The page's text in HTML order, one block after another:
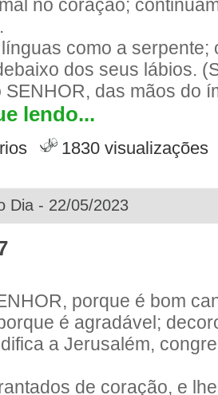
no coração;
como a serpente;
dos seus lábios.
SENHOR, das mãos do
lendo...
1830 visualizações
Dia - 22/05/2023
porque é bom
é agradável;
a Jerusalém,
de coração, e